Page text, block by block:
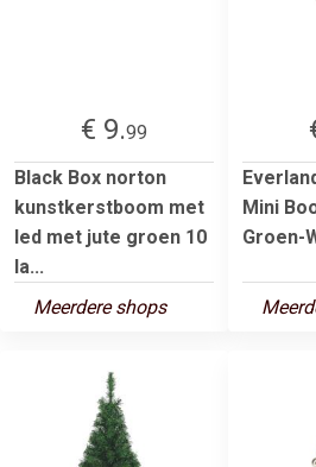
€ 9.99
Black Box norton
kunstkerstboom met
led met jute groen 10
la...
Meerdere shops
Mini
Groen-